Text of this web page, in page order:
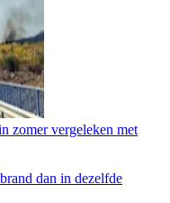
zomer vergeleken met
dan in dezelfde